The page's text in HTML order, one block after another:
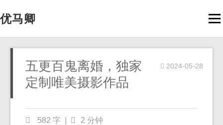
优马卿
五更百鬼离婚，独家
定制唯美摄影作品
2024-05-28
582 字 2 分钟